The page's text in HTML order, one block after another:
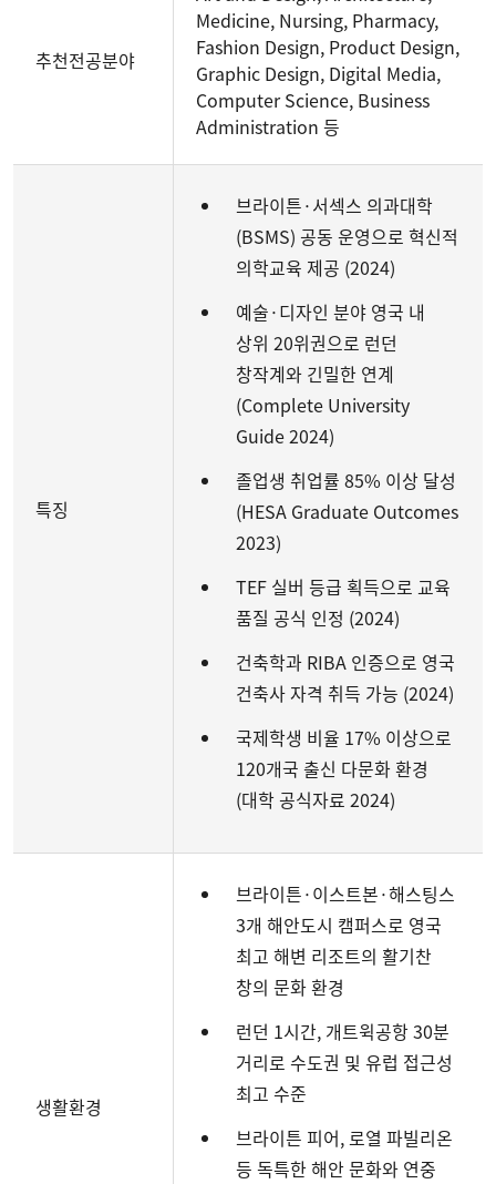
추천전공분야
Medicine, Nursing, Pharmacy,
Fashion Design, Product Design,
Graphic Design, Digital Media,
Computer Science, Business
Administration 등
특징
브라이튼·서섹스 의과대학
(BSMS) 공동 운영으로 혁신적
의학교육 제공 (2024)
예술·디자인 분야 영국 내
상위 20위권으로 런던
창작계와 긴밀한 연계
(Complete University
Guide 2024)
졸업생 취업률 85% 이상 달성
(HESA Graduate Outcomes
2023)
TEF 실버 등급 획득으로 교육
품질 공식 인정 (2024)
건축학과 RIBA 인증으로 영국
건축사 자격 취득 가능 (2024)
국제학생 비율 17% 이상으로
120개국 출신 다문화 환경
(대학 공식자료 2024)
생활환경
브라이튼·이스트본·해스팅스
3개 해안도시 캠퍼스로 영국
최고 해변 리조트의 활기찬
창의 문화 환경
런던 1시간, 개트윅공항 30분
거리로 수도권 및 유럽 접근성
최고 수준
브라이튼 피어, 로열 파빌리온
등 독특한 해안 문화와 연중